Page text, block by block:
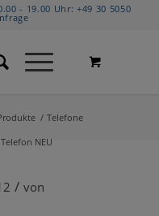
- 19.00 Uhr:+49 30 5050
/ Telefone
NEU
/ von